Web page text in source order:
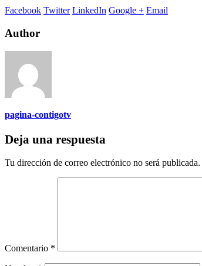
Facebook Twitter LinkedIn Google + Email
Author
pagina-contigotv
Deja una respuesta
Tu dirección de correo electrónico no será publicada.
Comentario *